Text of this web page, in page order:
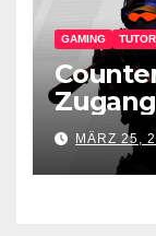
GAMING
für den
MÄRZ 25,